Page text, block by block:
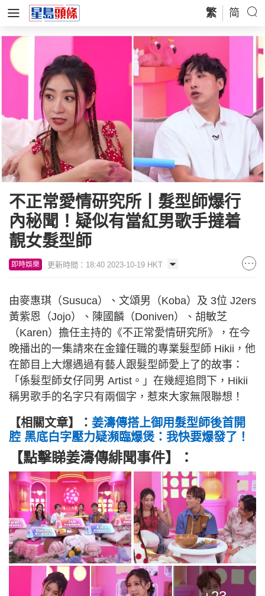
繁 简
不正常愛情研究所丨髮型師爆行
內秘聞！疑似有當紅男歌手撻着
靚女髮型師
即時娛樂 更新時間：18:40 2023-10-19 HKT
由麥惠琪（Susuca）、文頌男（Koba）及 3位 J2ers
黃紫恩（Jojo）、陳國麟（Doniven）、胡敏芝
（Karen）擔任主持的《不正常愛情研究所》，在今
晚播出的一集請來在金鐘任職的專業髮型師 Hikii，他
在節目上大爆遇過有藝人跟髮型師愛上了的故事：
「係髮型師女仔同男 Artist。」在幾經追問下，Hikii
稱男歌手的名字只有兩個字，惹來大家無限聯想！
【相關文章】： 姜濤傳搭上御用髮型師後首開
腔 黑底白字壓力疑瀕臨爆煲：我快要爆發了！
【點擊睇姜濤傳緋聞事件】：